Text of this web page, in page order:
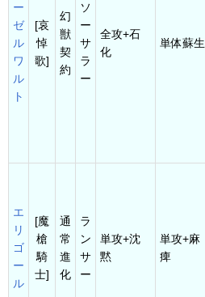
ー
ゼ
ル
ワ
ル
ト
[哀
悼
歌]
幻
獣
契
約
ソ
ー
サ
ラ
ー
全攻+石
化
単体蘇生
エ
リ
ゴ
ー
ル
[魔
槍
騎
士]
通
常
進
化
ラ
ン
サ
ー
単攻+沈
黙
単攻+麻
痺